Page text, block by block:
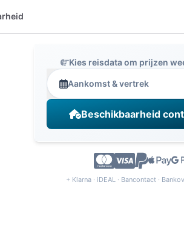
Kies reisdata om prijzen
Aankomst & vertrek
Beschikbaarheid
+ Klarna · iDEAL · Bancontact ·